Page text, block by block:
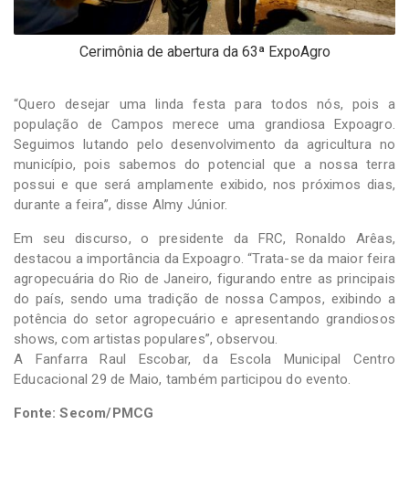
Cerimônia de abertura da 63ª ExpoAgro
“Quero desejar uma linda festa para todos nós, pois a
população de Campos merece uma grandiosa Expoagro.
Seguimos lutando pelo desenvolvimento da agricultura no
município, pois sabemos do potencial que a nossa terra
possui e que será amplamente exibido, nos próximos dias,
durante a feira”, disse Almy Júnior.
Em seu discurso, o presidente da FRC, Ronaldo Arêas,
destacou a importância da Expoagro. “Trata-se da maior feira
agropecuária do Rio de Janeiro, figurando entre as principais
do país, sendo uma tradição de nossa Campos, exibindo a
potência do setor agropecuário e apresentando grandiosos
shows, com artistas populares”, observou.
A Fanfarra Raul Escobar, da Escola Municipal Centro
Educacional 29 de Maio, também participou do evento.
Fonte: Secom/PMCG